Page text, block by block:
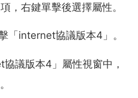
，右鍵單擊後選擇屬性。
「internet協議版本4」。
議版本4」屬性視窗中，